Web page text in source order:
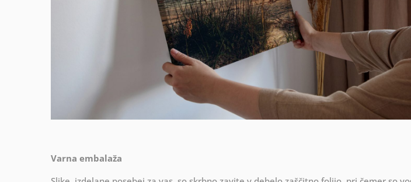
Varna embalaža